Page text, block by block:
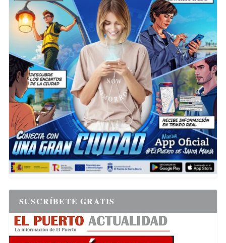
SUSCRÍBETE GRATIS